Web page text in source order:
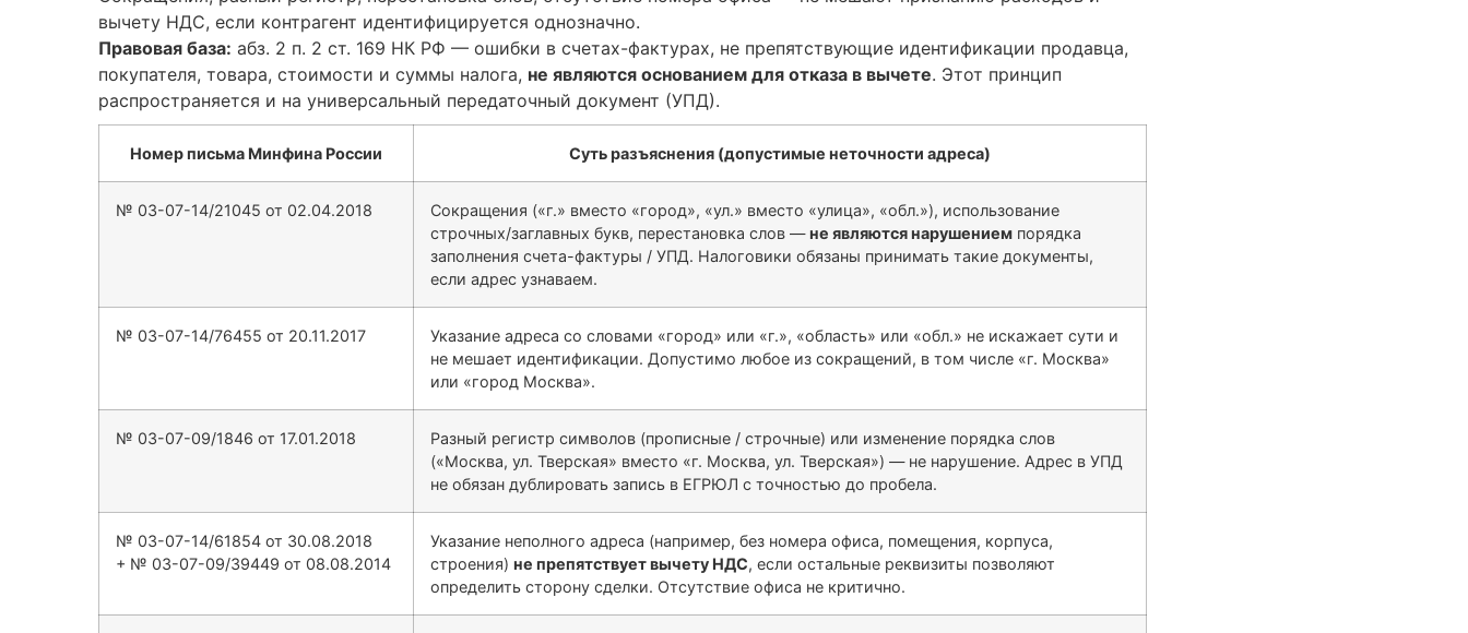
вычету НДС, если контрагент идентифицируется однозначно.
Правовая база: абз. 2 п. 2 ст. 169 НК РФ — ошибки в счетах-фактурах, не препятствующие идентификации продавца,
покупателя, товара, стоимости и суммы налога, не являются основанием для отказа в вычете. Этот принцип
распространяется и на универсальный передаточный документ (УПД).
Номер письма Минфина России Суть разъяснения (допустимые неточности адреса)
№ 03-07-14/21045 от 02.04.2018
Сокращения («г.» вместо «город», «ул.» вместо «улица», «обл.»), использование
строчных/заглавных букв, перестановка слов —не являются нарушением порядка
заполнения счета-фактуры / УПД. Налоговики обязаны принимать такие документы,
если адрес узнаваем.
№ 03-07-14/76455 от 20.11.2017
Указание адреса со словами «город» или «г.», «область» или «обл.» не искажает сути и
не мешает идентификации. Допустимо любое из сокращений, в том числе «г. Москва»
или «город Москва».
№ 03-07-09/1846 от 17.01.2018
Разный регистр символов (прописные / строчные) или изменение порядка слов
(«Москва, ул. Тверская» вместо «г. Москва, ул. Тверская») — не нарушение. Адрес в УПД
не обязан дублировать запись в ЕГРЮЛ с точностью до пробела.
№ 03-07-14/61854 от 30.08.2018
+ № 03-07-09/39449 от 08.08.2014
Указание неполного адреса (например, без номера офиса, помещения, корпуса,
строения) не препятствует вычету НДС, если остальные реквизиты позволяют
определить сторону сделки. Отсутствие офиса не критично.